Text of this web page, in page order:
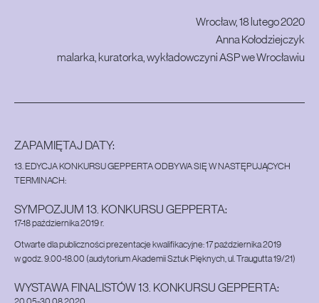
Wrocław, 18 lutego 2020
Anna Kołodziejczyk
malarka, kuratorka, wykładowczyni ASP we Wrocławiu
ZAPAMIĘTAJ DATY:
13. EDYCJA KONKURSU GEPPERTA ODBYWA SIĘ W NASTĘPUJĄCYCH
TERMINACH:
SYMPOZJUM 13. KONKURSU GEPPERTA:
17-18 października 2019 r.
Otwarte dla publiczności prezentacje kwalifikacyjne: 17 października 2019
w godz. 9.00-18.00 (audytorium Akademii Sztuk Pięknych, ul. Traugutta 19/21)
WYSTAWA FINALISTÓW 13. KONKURSU GEPPERTA: